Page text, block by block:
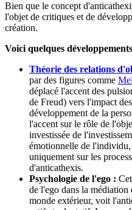
Bien que le concept
l'objet de critiques et de
création.
Voici quelques
Théorie des relations
par des figures comme
déplacé l'accent des
de Freud) vers l'impact des
développement de la
l'accent sur le rôle de
investissée de
émotionnelle de
uniquement sur les
d'anticathexis.
Psychologie de l'ego :
de l'ego dans la médiation
monde extérieur, voit